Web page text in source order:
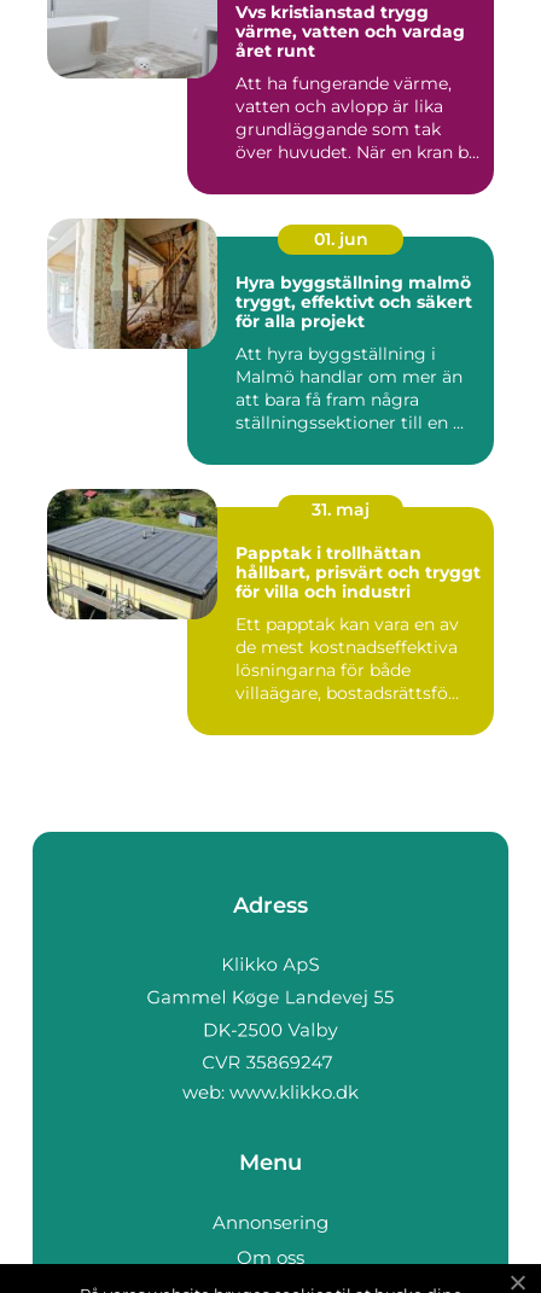
Vvs kristianstad trygg
värme, vatten och vardag
året runt
Att ha fungerande värme,
vatten och avlopp är lika
grundläggande som tak
över huvudet. När en kran b...
01. jun
Hyra byggställning malmö
tryggt, effektivt och säkert
för alla projekt
Att hyra byggställning i
Malmö handlar om mer än
att bara få fram några
ställningssektioner till en ...
31. maj
Papptak i trollhättan
hållbart, prisvärt och tryggt
för villa och industri
Ett papptak kan vara en av
de mest kostnadseffektiva
lösningarna för både
villaägare, bostadsrättsfö...
Adress
web: www.klikko.dk
Menu
Annonsering
Om oss